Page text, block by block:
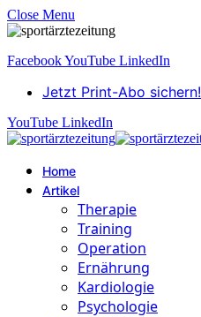
Close Menu
FacebookYouTube LinkedIn
Jetzt Print-Abo sichern!
YouTube LinkedIn
Home
Artikel
Therapie
Training
Operation
Ernährung
Kardiologie
Psychologie